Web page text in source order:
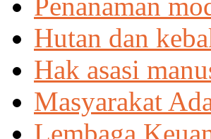
Penanaman
Hutan dan
Hak asasi
Masyarakat